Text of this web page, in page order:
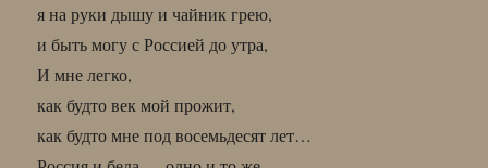
я на руки дышу и чайник грею,
и быть могу с Россией до утра,
И мне легко,
как будто век мой прожит,
как будто мне под восемьдесят лет…